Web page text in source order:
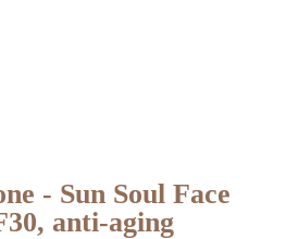
- Sun Soul Face
anti-aging